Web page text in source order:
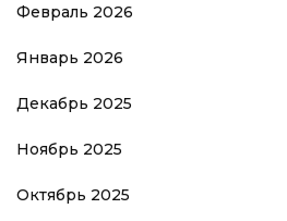
Февраль 2026
Январь 2026
Декабрь 2025
Ноябрь 2025
Октябрь 2025